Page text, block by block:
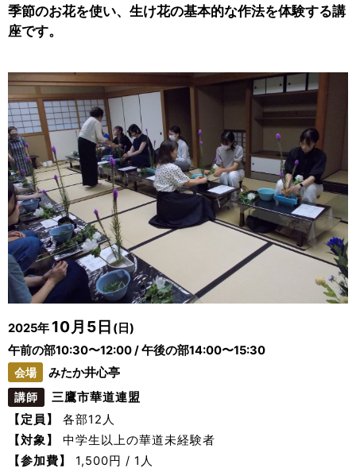
季節のお花を使い、生け花の基本的な作法を体験する講
座です。
2025年 10月5日 (日)
午前の部10:30〜12:00 / 午後の部14:00〜15:30
会場 みたか井心亭
講師 三鷹市華道連盟
【定員】
各部12人
【対象】
中学生以上の華道未経験者
【参加費】
1,500円 / 1人